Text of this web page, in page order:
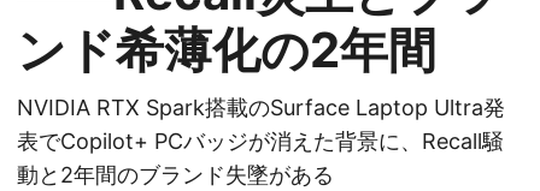
ンド希薄化の2年間
NVIDIA RTX Spark搭載のSurface Laptop Ultra発
表でCopilot+ PCバッジが消えた背景に、Recall騒
動と2年間のブランド失墜がある